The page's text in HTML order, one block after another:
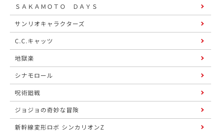
ＳＡＫＡＭＯＴＯ ＤＡＹＳ
サンリオキャラクターズ
C.C.キャッツ
地獄楽
シナモロール
呪術廻戦
ジョジョの奇妙な冒険
新幹線変形ロボ シンカリオンZ